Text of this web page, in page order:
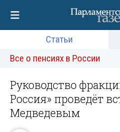
Статьи
Все о пенсиях в России
Руководство
Россия» проведёт
Медведевым